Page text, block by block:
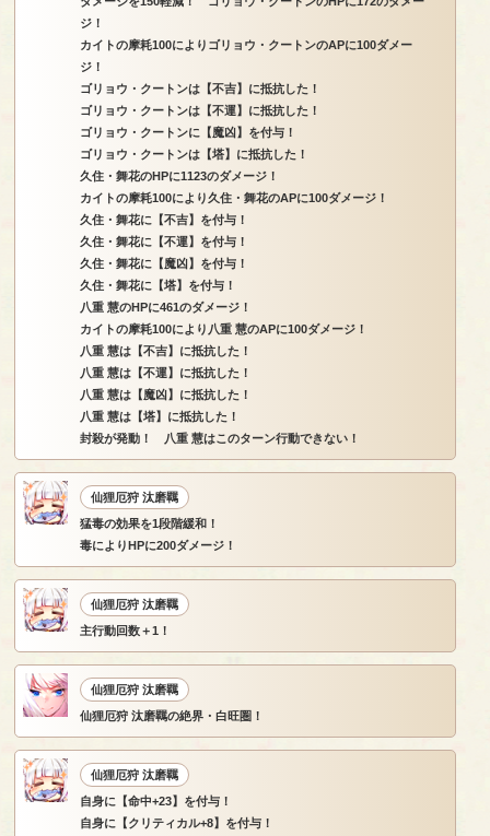
ジ！
カイトの摩耗100によりゴリョウ・クートンのAPに100ダメー
ジ！
ゴリョウ・クートンは【不吉】に抵抗した！
ゴリョウ・クートンは【不運】に抵抗した！
ゴリョウ・クートンに【魔凶】を付与！
ゴリョウ・クートンは【塔】に抵抗した！
久住・舞花のHPに1123のダメージ！
カイトの摩耗100により久住・舞花のAPに100ダメージ！
久住・舞花に【不吉】を付与！
久住・舞花に【不運】を付与！
久住・舞花に【魔凶】を付与！
久住・舞花に【塔】を付与！
八重 慧のHPに461のダメージ！
カイトの摩耗100により八重 慧のAPに100ダメージ！
八重 慧は【不吉】に抵抗した！
八重 慧は【不運】に抵抗した！
八重 慧は【魔凶】に抵抗した！
八重 慧は【塔】に抵抗した！
封殺が発動！ 八重 慧はこのターン行動できない！
仙狸厄狩 汰磨羈
猛毒の効果を1段階緩和！
毒によりHPに200ダメージ！
仙狸厄狩 汰磨羈
主行動回数＋1！
仙狸厄狩 汰磨羈
仙狸厄狩 汰磨羈の絶界・白旺圏！
仙狸厄狩 汰磨羈
自身に【命中+23】を付与！
自身に【クリティカル+8】を付与！